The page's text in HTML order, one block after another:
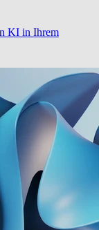
KI in Ihrem